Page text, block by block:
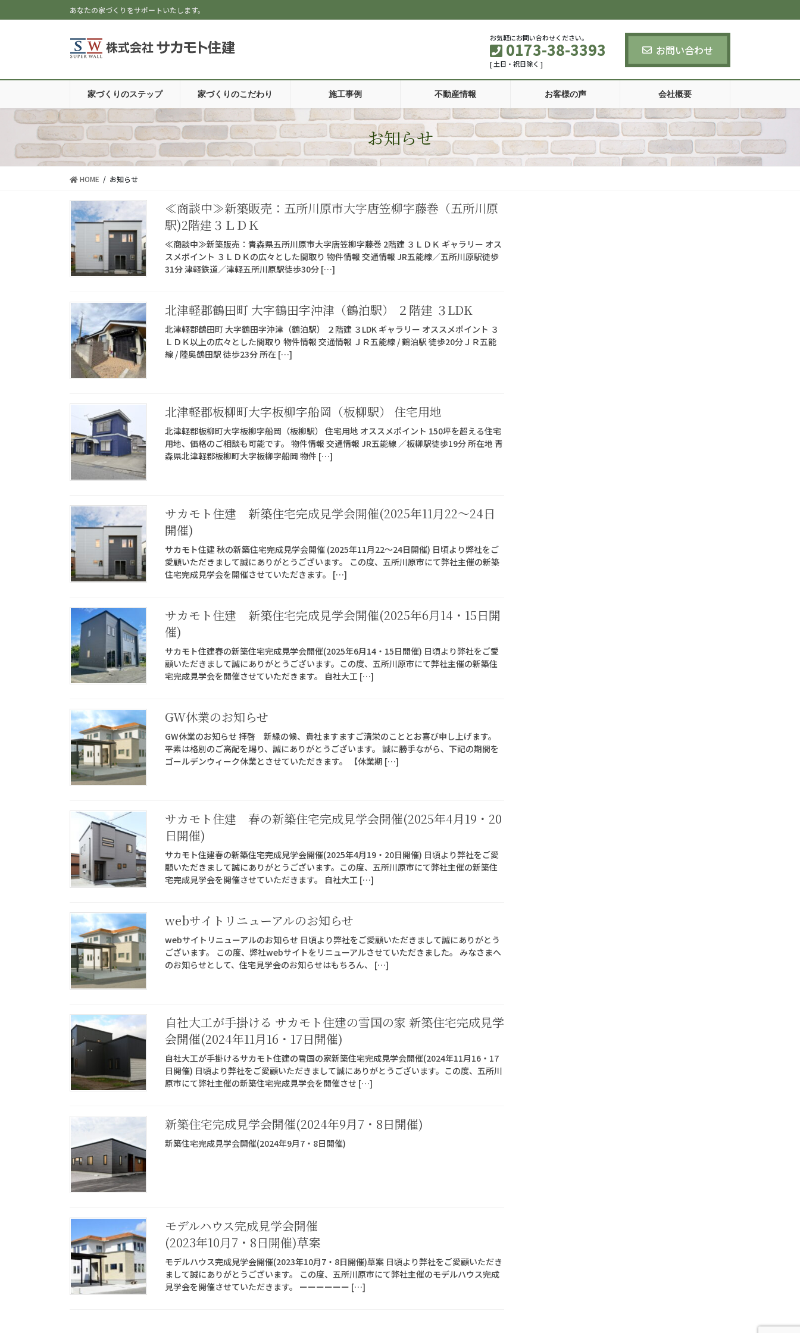
ン
に
動
ビ
ョ
に
あなたの家づくりをサポートいたします。
お気軽にお問い合わせください。
0173-38-3393
[ 土日・祝日除く ]
お問い合わせ
家づくりのステップ 家づくりのこだわり 施工事例 不動産情報 お客様の声 会社概要
お知らせ
HOME お知らせ
≪商談中≫新築販売：五所川原市大字唐笠柳字藤巻（五所川原
駅)2階建３ＬＤＫ​
≪商談中≫新築販売：青森県五所川原市大字唐笠柳字藤巻 2階建 ３ＬＤＫ ギャラリー オス
スメポイント ３ＬＤＫの広々とした間取り 物件情報 交通情報 JR五能線／五所川原駅徒歩
31分 津軽鉄道／津軽五所川原駅徒歩30分 […]
北津軽郡鶴田町 大字鶴田字沖津（鶴泊駅） ２階建 ３LDK
北津軽郡鶴田町 大字鶴田字沖津（鶴泊駅） ２階建 ３LDK ギャラリー オススメポイント ３
ＬＤＫ以上の広々とした間取り 物件情報 交通情報 ＪＲ五能線 / 鶴泊駅 徒歩20分ＪＲ五能
線 / 陸奥鶴田駅 徒歩23分 所在 […]
北津軽郡板柳町大字板柳字船岡（板柳駅） 住宅用地
北津軽郡板柳町大字板柳字船岡（板柳駅） 住宅用地 オススメポイント 150坪を超える住宅
用地、価格のご相談も可能です。 物件情報 交通情報 JR五能線 ／板柳駅徒歩19分 所在地 青
森県北津軽郡板柳町大字板柳字船岡 物件 […]
サカモト住建 新築住宅完成見学会開催(2025年11月22〜24日
開催)
サカモト住建 秋の新築住宅完成見学会開催 (2025年11月22〜24日開催) 日頃より弊社をご
愛顧いただきまして誠にありがとうございます。 この度、五所川原市にて弊社主催の新築
住宅完成見学会を開催させていただきます。 […]
サカモト住建 新築住宅完成見学会開催(2025年6月14・15日開
催)
サカモト住建春の新築住宅完成見学会開催(2025年6月14・15日開催) 日頃より弊社をご愛
顧いただきまして誠にありがとうございます。この度、五所川原市にて弊社主催の新築住
宅完成見学会を開催させていただきます。 自社大工 […]
GW休業のお知らせ
GW休業のお知らせ 拝啓 新緑の候、貴社ますますご清栄のこととお喜び申し上げます。
平素は格別のご高配を賜り、誠にありがとうございます。 誠に勝手ながら、下記の期間を
ゴールデンウィーク休業とさせていただきます。 【休業期 […]
サカモト住建 春の新築住宅完成見学会開催(2025年4月19・20
日開催)
サカモト住建春の新築住宅完成見学会開催(2025年4月19・20日開催) 日頃より弊社をご愛
顧いただきまして誠にありがとうございます。この度、五所川原市にて弊社主催の新築住
宅完成見学会を開催させていただきます。 自社大工 […]
webサイトリニューアルのお知らせ
webサイトリニューアルのお知らせ 日頃より弊社をご愛顧いただきまして誠にありがとう
ございます。 この度、弊社webサイトをリニューアルさせていただきました。 みなさまへ
のお知らせとして、住宅見学会のお知らせはもちろん、 […]
自社大工が手掛ける サカモト住建の雪国の家 新築住宅完成見学
会開催(2024年11月16・17日開催)
自社大工が手掛けるサカモト住建の雪国の家新築住宅完成見学会開催(2024年11月16・17
日開催) 日頃より弊社をご愛顧いただきまして誠にありがとうございます。この度、五所川
原市にて弊社主催の新築住宅完成見学会を開催させ […]
新築住宅完成見学会開催(2024年9月7・8日開催)
新築住宅完成見学会開催(2024年9月7・8日開催)
モデルハウス完成見学会開催
(2023年10月7・8日開催)草案
モデルハウス完成見学会開催(2023年10月7・8日開催)草案 日頃より弊社をご愛顧いただき
まして誠にありがとうございます。 この度、五所川原市にて弊社主催のモデルハウス完成
見学会を開催させていただきます。 ーーーーーー […]